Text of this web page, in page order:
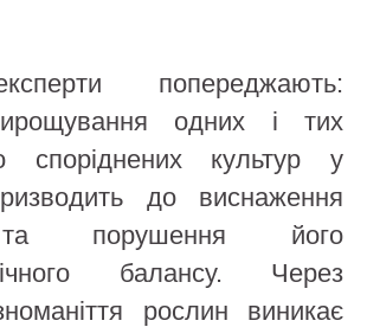
попереджають:
одних і тих
споріднених культур у
до виснаження
порушення його
балансу. Через
рослин виникає